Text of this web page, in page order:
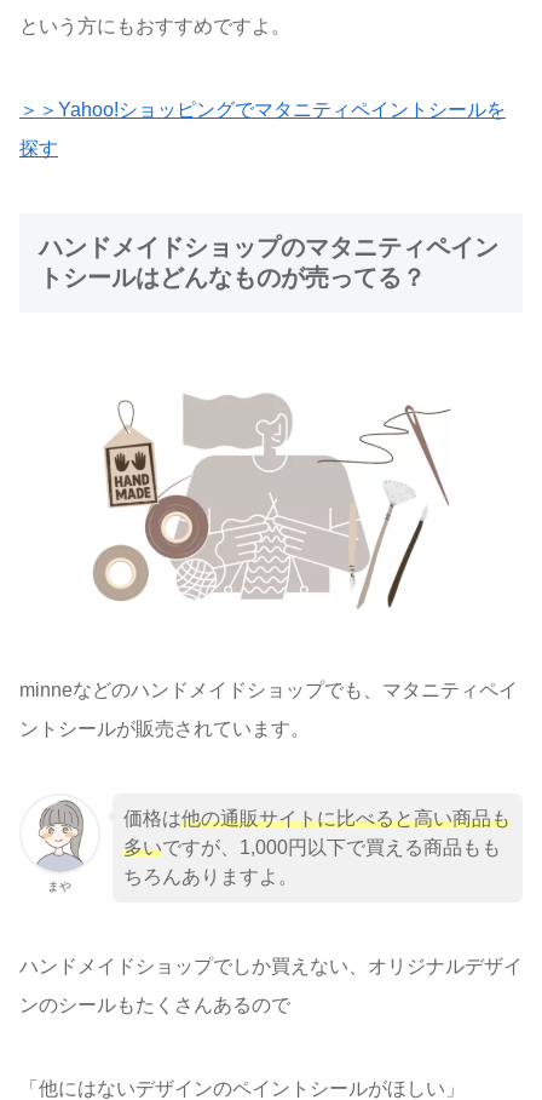
という方にもおすすめですよ。
＞＞Yahoo!ショッピングでマタニティペイントシールを
探す
ハンドメイドショップのマタニティペイン
トシールはどんなものが売ってる？
minneなどのハンドメイドショップでも、マタニティペイ
ントシールが販売されています。
まや
価格は他の通販サイトに比べると高い商品も
多いですが、1,000円以下で買える商品もも
ちろんありますよ。
ハンドメイドショップでしか買えない、オリジナルデザイ
ンのシールもたくさんあるので
「他にはないデザインのペイントシールがほしい」